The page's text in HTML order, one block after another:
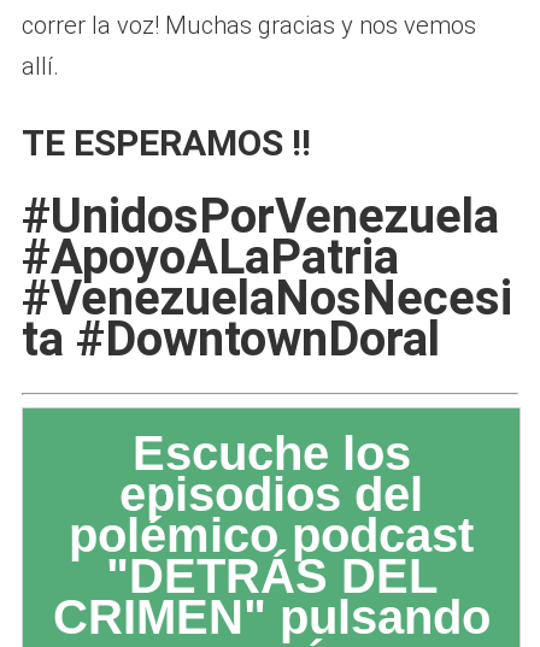
correr la voz! Muchas gracias y nos vemos
allí.
TE ESPERAMOS !!
#UnidosPorVenezuela
#ApoyoALaPatria
#VenezuelaNosNecesi
ta #DowntownDoral
Escuche los
episodios del
polémico podcast
"DETRÁS DEL
CRIMEN" pulsando